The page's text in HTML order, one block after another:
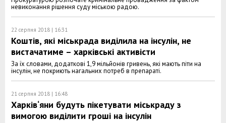
невиконання рішення суду міською радою.
22 серпня 2018 | 16:31
Коштів, які міськрада виділила на інсулін, не
вистачатиме – харківські активісти
За їх словами, додаткові 1,9 мільйонів гривень, які мають піти на
інсулін, не покриють нагальних потреб в препараті.
21 серпня 2018 | 16:48
Харків‘яни будуть пікетувати міськраду з
вимогою виділити гроші на інсулін